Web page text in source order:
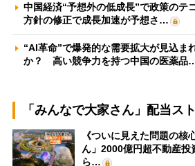
中国経済“予想外の低成長”で政策の
方針の修正で成長加速が予想さ…
“AI革命”で爆発的な需要拡大が見込ま
か？ 高い競争力を持つ中国の医薬品
「みんなで大家さん」配当ス
《ついに見えた問題の核
ん」2000億円超不動産投
ら…